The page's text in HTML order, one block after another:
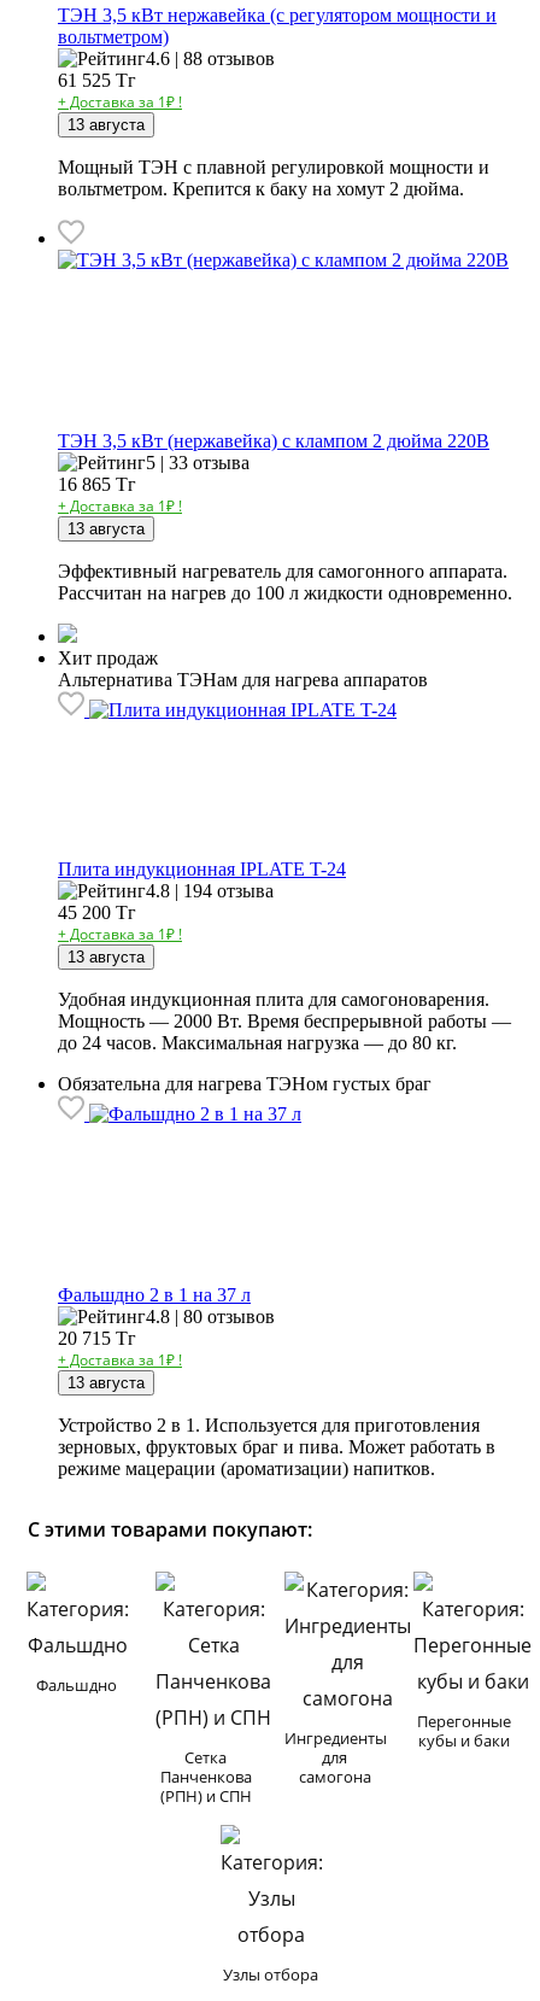
ТЭН 3,5 кВт нержавейка (с регулятором мощности и
вольтметром)
4.6 | 88 отзывов
61 525 Тг
+ Доставка за 1₽ !
13 августа
Мощный ТЭН с плавной регулировкой мощности и
вольтметром. Крепится к баку на хомут 2 дюйма.
ТЭН 3,5 кВт (нержавейка) с клампом 2 дюйма 220В
5 | 33 отзыва
16 865 Тг
+ Доставка за 1₽ !
13 августа
Эффективный нагреватель для самогонного аппарата.
Рассчитан на нагрев до 100 л жидкости одновременно.
Хит продаж
Альтернатива ТЭНам для нагрева аппаратов
Плита индукционная IPLATE T-24
4.8 | 194 отзыва
45 200 Тг
+ Доставка за 1₽ !
13 августа
Удобная индукционная плита для самогоноварения.
Мощность — 2000 Вт. Время беспрерывной работы —
до 24 часов. Максимальная нагрузка — до 80 кг.
Обязательна для нагрева ТЭНом густых браг
Фальшдно 2 в 1 на 37 л
4.8 | 80 отзывов
20 715 Тг
+ Доставка за 1₽ !
13 августа
Устройство 2 в 1. Используется для приготовления
зерновых, фруктовых браг и пива. Может работать в
режиме мацерации (ароматизации) напитков.
С этими товарами покупают:
Фальшдно
Сетка
Панченкова
(РПН) и СПН
Ингредиенты
для
самогона
Перегонные
кубы и баки
Узлы отбора